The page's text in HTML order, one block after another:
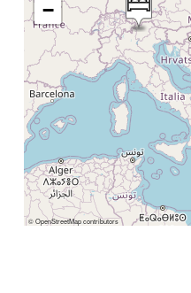
19 100 Kč
16 700 Kč
16 700 Kč
15 400 Kč
15 400 Kč
−
©OpenStreetMapcontributors